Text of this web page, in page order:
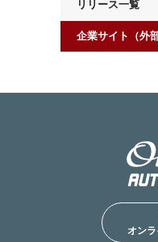
リリース一覧
企業サイト（外部
オン